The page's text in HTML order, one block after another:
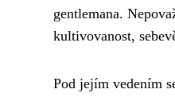
gentlemana.
kultivovanost,
Pod jejím vedením